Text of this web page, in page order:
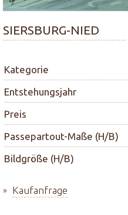
SIERSBURG-NIED
Kategorie
Entstehungsjahr
Preis
Passepartout-Maße (H/B)
Bildgröße (H/B)
Kaufanfrage